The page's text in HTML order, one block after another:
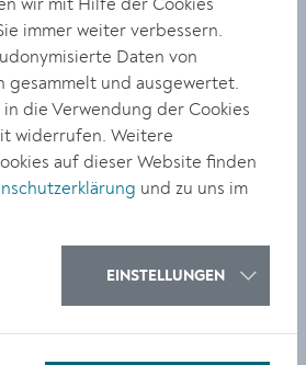
Stellplätze für etwa 50
der Wertheimstraße eingerichtet.
Abtrag der bestehenden Anlagen
von Fundamenten und neuen
mit moderner
– zuerst westlich des
dann auf der Ostseite.
sorgt für Qualitäts- und
wir mit Hilfe der Cookies
immer weiter verbessern.
Daten von
gesammelt und ausgewertet.
die Verwendung der Cookies
widerrufen. Weitere
auf dieser Website finden
und zu uns im
EINSTELLUNGEN